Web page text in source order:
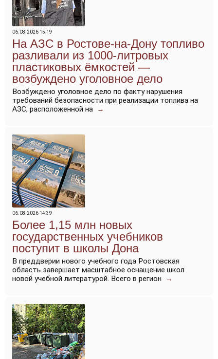
06.08.2026 15:19
На АЗС в Ростове-на-Дону топливо
разливали из 1000-литровых
пластиковых ёмкостей —
возбуждено уголовное дело
Возбуждено уголовное дело по факту нарушения
требований безопасности при реализации топлива на
АЗС, расположенной на
→
06.08.2026 14:39
Более 1,15 млн новых
государственных учебников
поступит в школы Дона
В преддверии нового учебного года Ростовская
область завершает масштабное оснащение школ
новой учебной литературой. Всего в регион
→